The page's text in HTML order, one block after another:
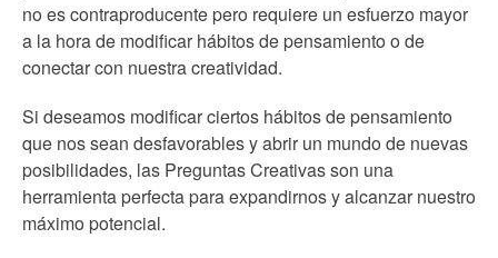
no es contraproducente pero requiere un esfuerzo mayor
a la hora de modificar hábitos de pensamiento o de
conectar con nuestra creatividad.
Si deseamos modificar ciertos hábitos de pensamiento
que nos sean desfavorables y abrir un mundo de nuevas
posibilidades, las Preguntas Creativas son una
herramienta perfecta para expandirnos y alcanzar nuestro
máximo potencial.